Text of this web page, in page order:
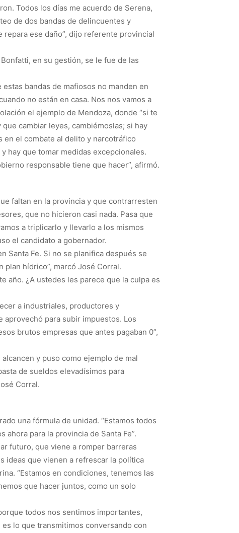
Todos los días me acuerdo de Serena,
de dos bandas de delincuentes y
ese daño”, dijo referente provincial
en su gestión, se le fue de las
bandas de mafiosos no manden en
no están en casa. Nos nos vamos a
el ejemplo de Mendoza, donde “si te
cambiar leyes, cambiémoslas; si hay
en el combate al delito y narcotráfico
hay que tomar medidas excepcionales.
responsable tiene que hacer”, afirmó.
faltan en la provincia y que contrarresten
que no hicieron casi nada. Pasa que
a triplicarlo y llevarlo a los mismos
el candidato a gobernador.
Santa Fe. Si no se planifica después se
plan hídrico”, marcó José Corral.
año. ¿A ustedes les parece que la culpa es
a industriales, productores y
aprovechó para subir impuestos. Los
brutos empresas que antes pagaban 0”,
y puso como ejemplo de mal
de sueldos elevadísimos para
Corral.
una fórmula de unidad. “Estamos todos
para la provincia de Santa Fe”.
futuro, que viene a romper barreras
ideas que vienen a refrescar la política
“Estamos en condiciones, tenemos las
que hacer juntos, como un solo
todos nos sentimos importantes,
lo que transmitimos conversando con